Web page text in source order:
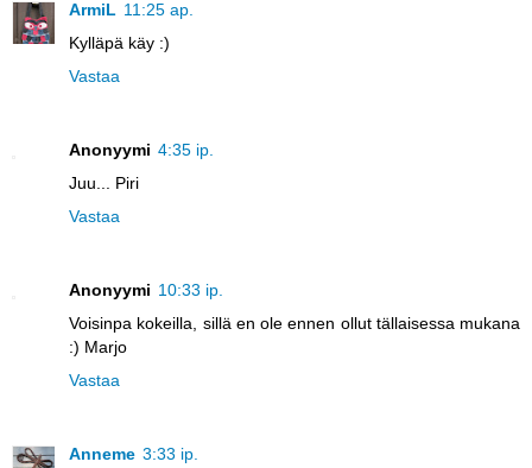
ArmiL 11:25 ap.
Kylläpä käy :)
Vastaa
Anonyymi 4:35 ip.
Juu... Piri
Vastaa
Anonyymi 10:33 ip.
Voisinpa kokeilla, sillä en ole ennen ollut tällaisessa mukana
:) Marjo
Vastaa
Anneme 3:33 ip.